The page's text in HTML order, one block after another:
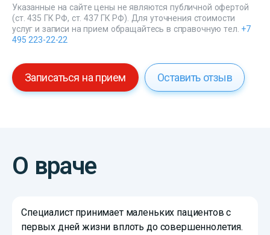
Указанные на сайте цены не являются публичной офертой
(ст. 435 ГК РФ, ст. 437 ГК РФ). Для уточнения стоимости
услуг и записи на прием обращайтесь в справочную тел. +7
495 223-22-22
Записаться на прием Оставить отзыв
О враче
Специалист принимает маленьких пациентов с
первых дней жизни вплоть до совершеннолетия.